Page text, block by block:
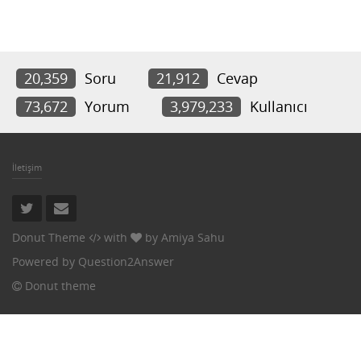
20,359 Soru 21,912
Cevap
73,672
Yorum 3,979,233 Kullanıcı
İletişim
Donut Theme with by Amiya Sahu
Powered by Question2Answer
Donut theme